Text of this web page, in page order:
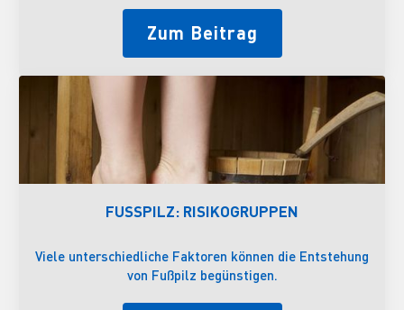
Zum Beitrag
FUSSPILZ: RISIKOGRUPPEN
Viele unterschiedliche Faktoren können die Entstehung
von Fußpilz begünstigen.